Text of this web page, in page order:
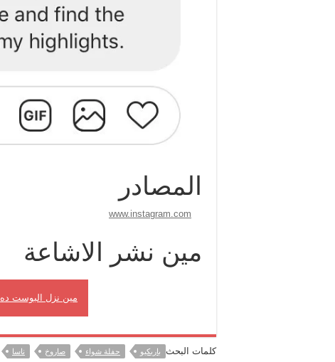
المصادر
www.instagram.com
مين نشر الاشاعة
مين نزل البوست ده
كلمات البحث باربكيو حفلة شواء صاروخ ناسا